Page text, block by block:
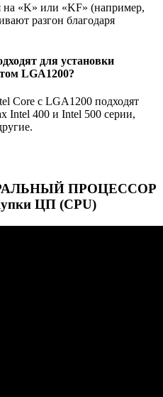
«K» или «KF» (например,
разгон благодаря
для установки
LGA1200?
Core с LGA1200 подходят
Intel 400 и Intel 500 серии,
ПРОЦЕССОР
ЦП (CPU)